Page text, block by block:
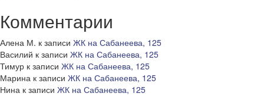
Комментарии
Алена М. к записи ЖК на Сабанеева, 125
Василий к записи ЖК на Сабанеева, 125
Тимур к записи ЖК на Сабанеева, 125
Марина к записи ЖК на Сабанеева, 125
Нина к записи ЖК на Сабанеева, 125